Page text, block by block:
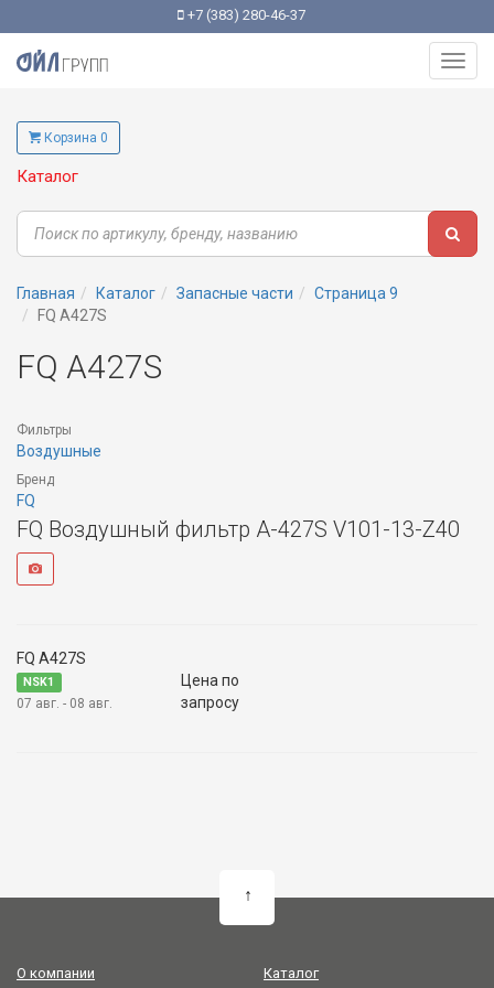
+7 (383) 280-46-37
Корзина 0
Каталог
Главная Каталог Запасные части
Страница 9
FQ A427S
FQ A427S
Фильтры
Воздушные
Бренд
FQ
FQ Воздушный фильтр A-427S V101-13-Z40
FQ A427S
NSK1
07 авг. - 08 авг.
Цена по
запросу
↑
О компании Каталог